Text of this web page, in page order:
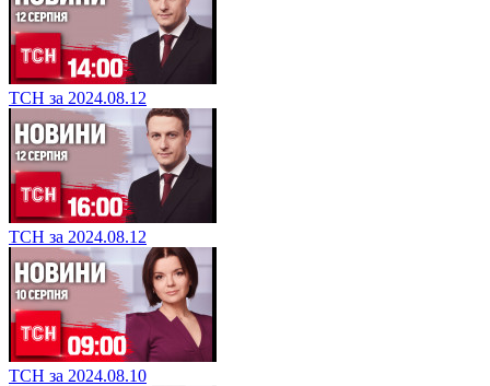
ТСН за 2024.08.12
ТСН за 2024.08.12
ТСН за 2024.08.10